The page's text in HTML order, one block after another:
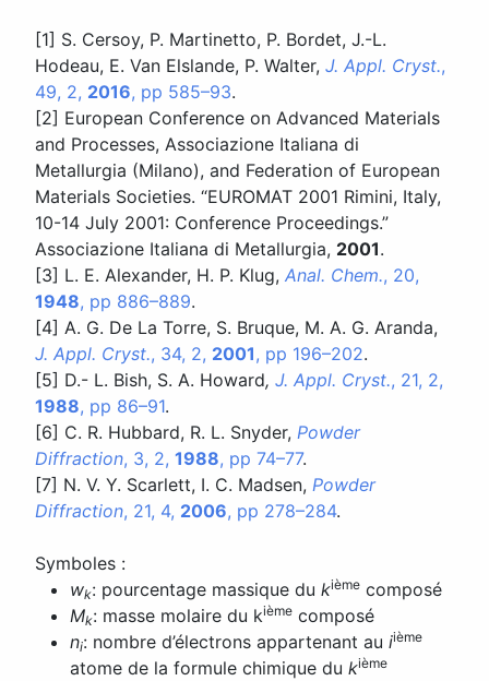
[1] S. Cersoy, P. Martinetto, P. Bordet, J.-L.
Hodeau, E. Van Elslande, P. Walter, J. Appl. Cryst.,
49, 2, 2016, pp 585–93.
[2] European Conference on Advanced Materials
and Processes, Associazione Italiana di
Metallurgia (Milano), and Federation of European
Materials Societies. “EUROMAT 2001 Rimini, Italy,
10-14 July 2001: Conference Proceedings.”
Associazione Italiana di Metallurgia, 2001.
[3] L. E. Alexander, H. P. Klug, Anal. Chem., 20,
1948, pp 886–889.
[4] A. G. De La Torre, S. Bruque, M. A. G. Aranda,
J. Appl. Cryst., 34, 2, 2001, pp 196–202.
[5] D.- L. Bish, S. A. Howard, J. Appl. Cryst., 21, 2,
1988, pp 86–91.
[6] C. R. Hubbard, R. L. Snyder, Powder
Diffraction, 3, 2, 1988, pp 74–77.
[7] N. V. Y. Scarlett, I. C. Madsen, Powder
Diffraction, 21, 4, 2006, pp 278–284.
Symboles :
wk: pourcentage massique du kième composé
Mk: masse molaire du kième composé
ni: nombre d’électrons appartenant au iième
atome de la formule chimique du kième